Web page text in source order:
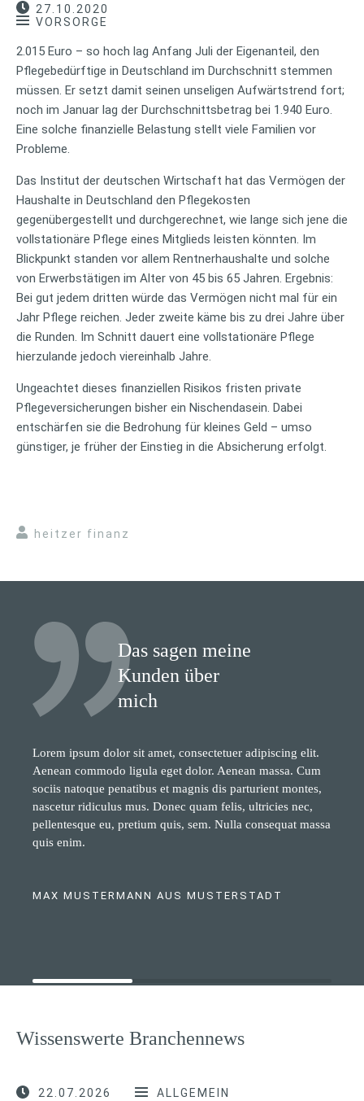
27.10.2020
VORSORGE
2.015 Euro – so hoch lag Anfang Juli der Eigenanteil, den
Pflegebedürftige in Deutschland im Durchschnitt stemmen
müssen. Er setzt damit seinen unseligen Aufwärtstrend fort;
noch im Januar lag der Durchschnittsbetrag bei 1.940 Euro.
Eine solche finanzielle Belastung stellt viele Familien vor
Probleme.
Das Institut der deutschen Wirtschaft hat das Vermögen der
Haushalte in Deutschland den Pflegekosten
gegenübergestellt und durchgerechnet, wie lange sich jene die
vollstationäre Pflege eines Mitglieds leisten könnten. Im
Blickpunkt standen vor allem Rentnerhaushalte und solche
von Erwerbstätigen im Alter von 45 bis 65 Jahren. Ergebnis:
Bei gut jedem dritten würde das Vermögen nicht mal für ein
Jahr Pflege reichen. Jeder zweite käme bis zu drei Jahre über
die Runden. Im Schnitt dauert eine vollstationäre Pflege
hierzulande jedoch viereinhalb Jahre.
Ungeachtet dieses finanziellen Risikos fristen private
Pflegeversicherungen bisher ein Nischendasein. Dabei
entschärfen sie die Bedrohung für kleines Geld – umso
günstiger, je früher der Einstieg in die Absicherung erfolgt.
heitzer finanz
Das sagen meine
Kunden über
mich
Lorem ipsum dolor sit amet, consectetuer adipiscing elit.
Aenean commodo ligula eget dolor. Aenean massa. Cum
sociis natoque penatibus et magnis dis parturient montes,
nascetur ridiculus mus. Donec quam felis, ultricies nec,
pellentesque eu, pretium quis, sem. Nulla consequat massa
quis enim.
MAX MUSTERMANN AUS MUSTERSTADT
Wissenswerte Branchennews
22.07.2026 ALLGEMEIN